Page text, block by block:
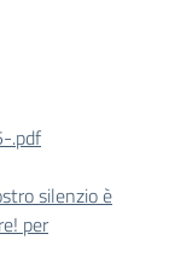
.pdf
silenzio è
per